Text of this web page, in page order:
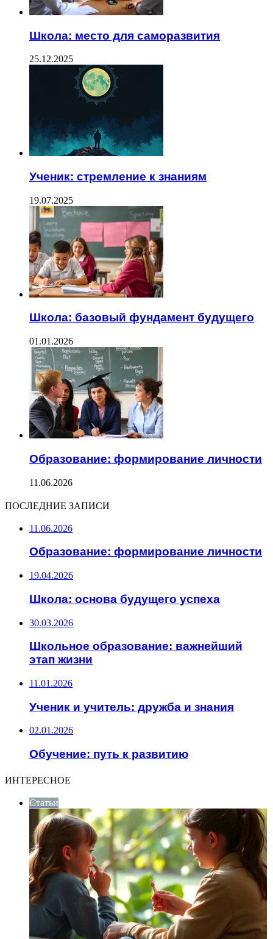
Школа: место для саморазвития
25.12.2025
Ученик: стремление к знаниям
19.07.2025
Школа: базовый фундамент будущего
01.01.2026
Образование: формирование личности
11.06.2026
ПОСЛЕДНИЕ ЗАПИСИ
11.06.2026
Образование: формирование личности
19.04.2026
Школа: основа будущего успеха
30.03.2026
Школьное образование: важнейший
этап жизни
11.01.2026
Ученик и учитель: дружба и знания
02.01.2026
Обучение: путь к развитию
ИНТЕРЕСНОЕ
Статьи